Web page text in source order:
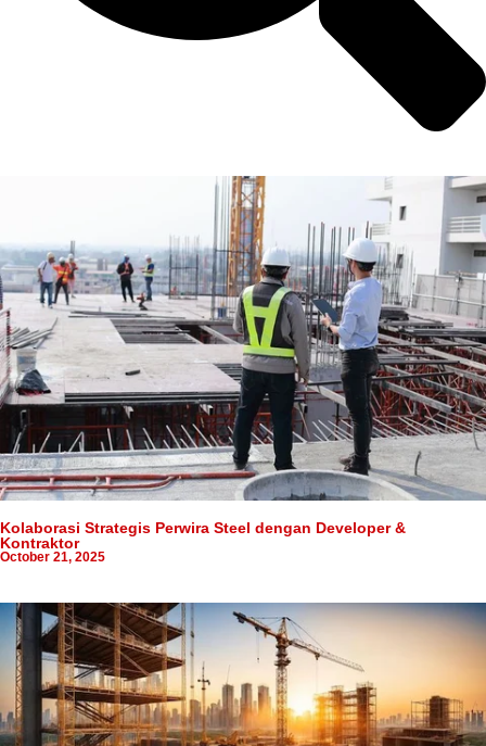
Kolaborasi Strategis Perwira Steel dengan Developer &
Kontraktor
October 21, 2025